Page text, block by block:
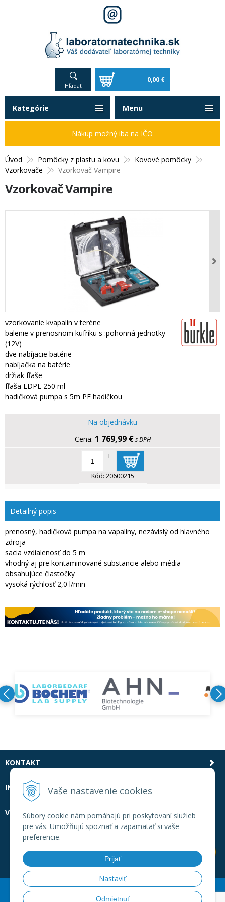
Vaše nastavenie cookies
Súbory cookie nám pomáhajú pri poskytovaní služieb
pre vás. Umožňujú spoznať a zapamätať si vaše
preferencie.
Prijať
Nastaviť
Odmietnuť
Hľadať
0,00 €
Úvod Pomôcky z plastu a kovu
Kovové pomôcky
Vzorkovače
Vzorkovač Vampire
Vzorkovač Vampire
vzorkovanie kvapalín v teréne
balenie v prenosnom kufríku s :pohonná jednotky
(12V)
dve nabíjacie batérie
nabíjačka na batérie
držiak fľaše
fľaša LDPE 250 ml
hadičková pumpa s 5m PE hadičkou
Na objednávku
1 769,99 € s DPH
+
-
Kód: 20600215
Detailný popis
prenosný, hadičková pumpa na vapaliny, nezávislý od hlavného
zdroja
sacia vzdialenosť do 5 m
vhodný aj pre kontaminované substancie alebo média
obsahujúce čiastočky
vysoká rýchlosť 2,0 l/min
Kategórie
Nákup možný iba na IČO
Menu
KONTAKT
INFOLINKA
VŠETKO O NÁKUPE
© 2026 Laboratornatechnika.sk •Created e-shop Pohoda